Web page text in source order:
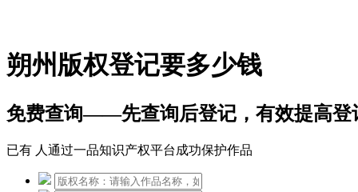
朔州版权登记要多少钱
免费查询——先查询后登记，有效提高登
已有 人通过一品知识产权平台成功保护作品